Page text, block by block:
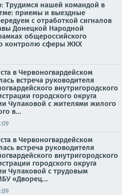
Трудимся нашей командой в
приемы и выездные
с отработкой сигналов
Донецкой Народной
общероссийского
контролю сферы ЖКХ
в Червоногвардейском
встреча руководителя
внутригородского
городского округа
Чулаковой с жителями жилого
в...
в Червоногвардейском
встреча руководителя
внутригородского
городского округа
Чулаковой с трудовым
«Дворец...